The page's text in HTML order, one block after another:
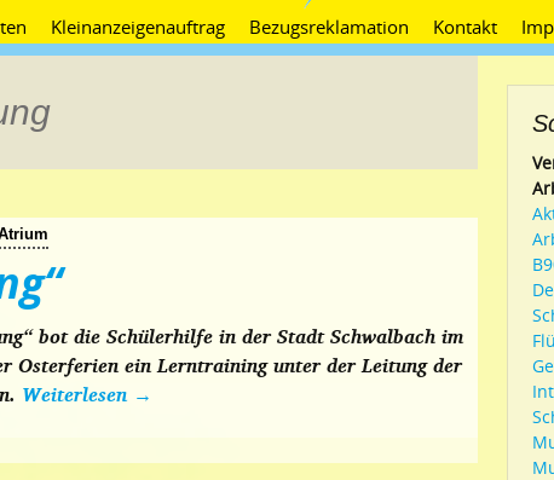
Zum
Inhalt
Kleinanzeigenauftrag Bezugsreklamation Kontakt
bot die Schülerhilfe in der Stadt Schwalbach im
Osterferien ein Lerntraining unter der Leitung der
Weiterlesen →